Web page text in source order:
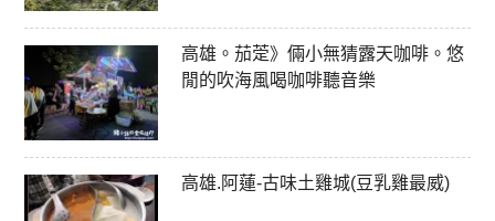
高雄。茄萣》倆小無猜露天咖啡。悠
閒的吹海風喝咖啡聽音樂
高雄.阿蓮-古味土雞城(豆乳雞最威)